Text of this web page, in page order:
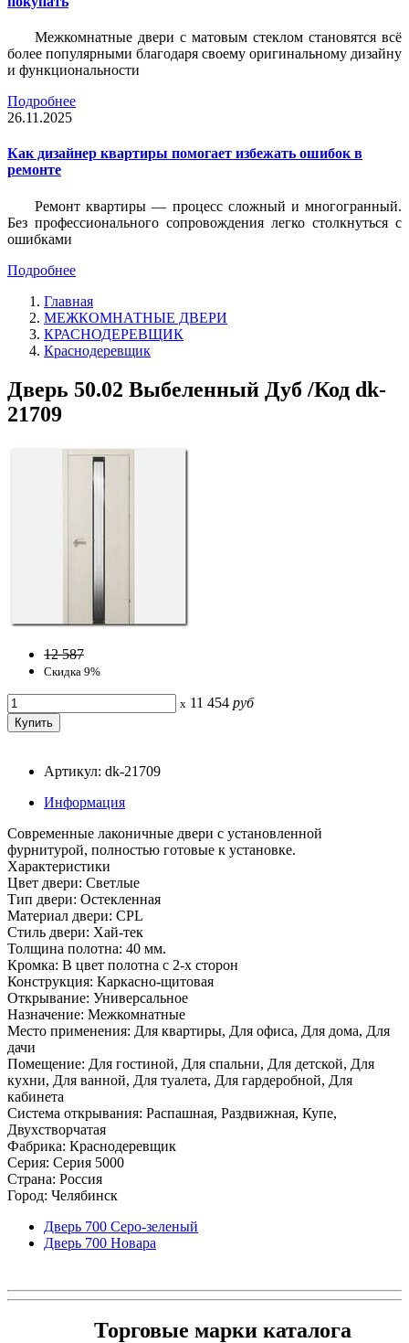
Межкомнатные двери с матовым стеклом становятся всё
более популярными благодаря своему оригинальному дизайну
и функциональности
Подробнее
26.11.2025
Как дизайнер квартиры помогает избежать ошибок в
ремонте
Ремонт квартиры — процесс сложный и многогранный.
Без профессионального сопровождения легко столкнуться с
ошибками
Подробнее
Главная
МЕЖКОМНАТНЫЕ ДВЕРИ
КРАСНОДЕРЕВЩИК
Краснодеревщик
Дверь 50.02 Выбеленный Дуб /Код dk-
21709
12 587
Скидка 9%
x 11 454 руб
Артикул: dk-21709
Информация
Современные лаконичные двери с установленной
фурнитурой, полностью готовые к установке.
Характеристики
Цвет двери: Светлые
Тип двери: Остекленная
Материал двери: CPL
Стиль двери: Хай-тек
Толщина полотна: 40 мм.
Кромка: В цвет полотна с 2-х сторон
Конструкция: Каркасно-щитовая
Открывание: Универсальное
Назначение: Межкомнатные
Место применения: Для квартиры, Для офиса, Для дома, Для
дачи
Помещение: Для гостиной, Для спальни, Для детской, Для
кухни, Для ванной, Для туалета, Для гардеробной, Для
кабинета
Система открывания: Распашная, Раздвижная, Купе,
Двухстворчатая
Фабрика: Краснодеревщик
Серия: Серия 5000
Страна: Россия
Город: Челябинск
Дверь 700 Серо-зеленый
Дверь 700 Новара
Торговые марки каталога